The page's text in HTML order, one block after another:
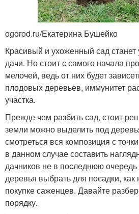
ogorod.ru/Екатерина Бушейко
Красивый и ухоженный сад
дачи. Но стоит с самого начала
мелочей, ведь от них будет
плодовых деревьев, иммунитет
участка.
Прежде чем разбить сад, стоит
земли можно выделить под
смотреться вся композиция с
в данном случае составить
дачников не в последнюю очередь
деревья выбрать для посадки,
покупке саженцев. Давайте
порядку.